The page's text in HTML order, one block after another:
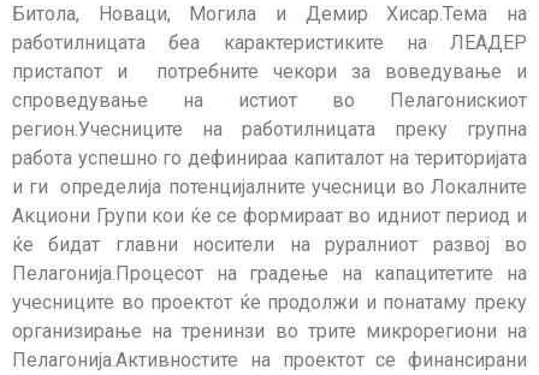
Битола, Новаци, Могила и Демир Хисар.Тема на
работилницата беа карактеристиките на ЛЕАДЕР
пристапот и потребните чекори за воведување и
спроведување на истиот во Пелагонискиот
регион.Учесниците на работилницата преку групна
работа успешно го дефинираа капиталот на територијата
и ги определија потенцијалните учесници во Локалните
Акциони Групи кои ќе се формираат во идниот период и
ќе бидат главни носители на руралниот развој во
Пелагонија.Процесот на градење на капацитетите на
учесниците во проектот ќе продолжи и понатаму преку
организирање на тренинзи во трите микрорегиони на
Пелагонија.Активностите на проектот се финансирани